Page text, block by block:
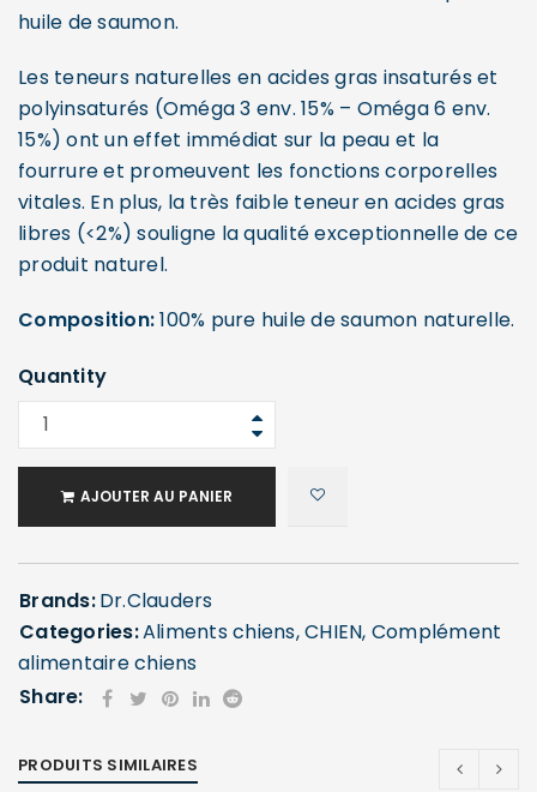
huile de saumon.
Les teneurs naturelles en acides gras insaturés et
polyinsaturés (Oméga 3 env. 15% – Oméga 6 env.
15%) ont un effet immédiat sur la peau et la
fourrure et promeuvent les fonctions corporelles
vitales. En plus, la très faible teneur en acides gras
libres (<2%) souligne la qualité exceptionnelle de ce
produit naturel.
Composition:100% pure huile de saumon naturelle.
Quantity
AJOUTER AU PANIER
Brands:Dr.Clauders
Categories:Aliments chiens,CHIEN, Complément
alimentaire chiens
Share:
PRODUITS SIMILAIRES